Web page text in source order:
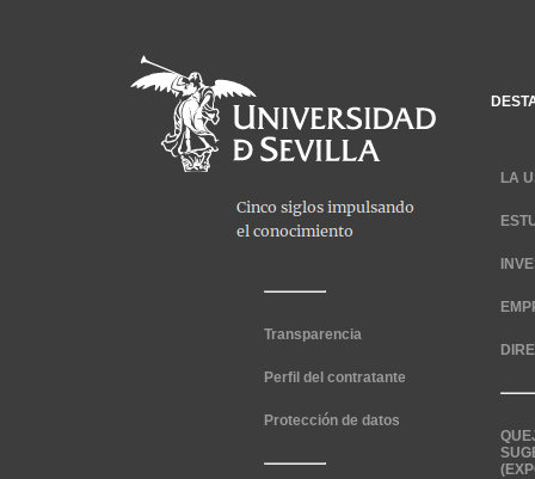
Transparencia
Perfil del contratante
Protección de datos
LA